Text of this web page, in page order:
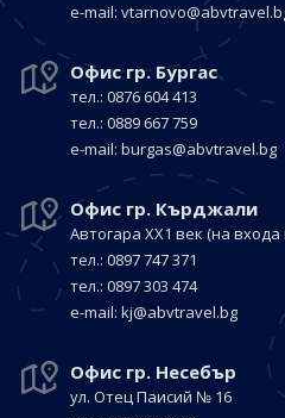
е-mail:
Офис гр. Бургас
тел.: 0876 604 413
тел.: 0889 667 759
е-mail: burgas@abvtravel.bg
Офис гр. Кърджали
Автогара ХХ1 век (на входа
тел.: 0897 747 371
тел.: 0897 303 474
е-mail: kj@abvtravel.bg
Офис гр. Несебър
ул. Отец Паисий № 16